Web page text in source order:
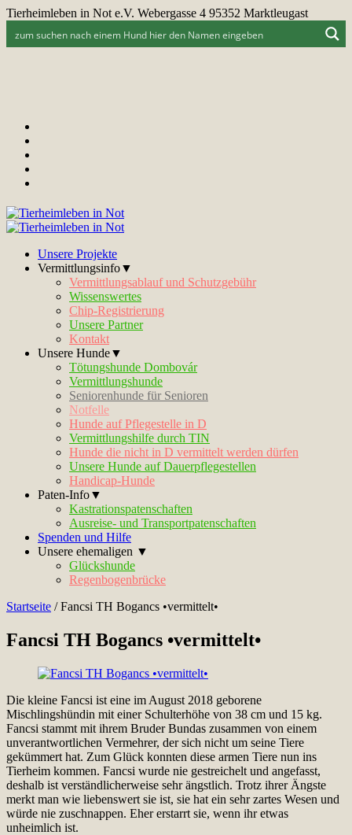
Tierheimleben in Not e.V. Webergasse 4 95352 Marktleugast
Unsere Projekte
Vermittlungsinfo▼
Vermittlungsablauf und Schutzgebühr
Wissenswertes
Chip-Registrierung
Unsere Partner
Kontakt
Unsere Hunde▼
Tötungshunde Dombovár
Vermittlungshunde
Seniorenhunde für Senioren
Notfelle
Hunde auf Pflegestelle in D
Vermittlungshilfe durch TIN
Hunde die nicht in D vermittelt werden dürfen
Unsere Hunde auf Dauerpflegestellen
Handicap-Hunde
Paten-Info▼
Kastrationspatenschaften
Ausreise- und Transportpatenschaften
Spenden und Hilfe
Unsere ehemaligen ▼
Glückshunde
Regenbogenbrücke
Startseite /Fancsi TH Bogancs •vermittelt•
Fancsi TH Bogancs •vermittelt•
Die kleine Fancsi ist eine im August 2018 geborene
Mischlingshündin mit einer Schulterhöhe von 38 cm und 15 kg.
Fancsi stammt mit ihrem Bruder Bundas zusammen von einem
unverantwortlichen Vermehrer, der sich nicht um seine Tiere
gekümmert hat. Zum Glück konnten diese armen Tiere nun ins
Tierheim kommen. Fancsi wurde nie gestreichelt und angefasst,
deshalb ist verständlicherweise sehr ängstlich. Trotz ihrer Ängste
merkt man wie liebenswert sie ist, sie hat ein sehr zartes Wesen und
würde nie zuschnappen. Eher erstarrt sie, wenn ihr etwas
unheimlich ist.